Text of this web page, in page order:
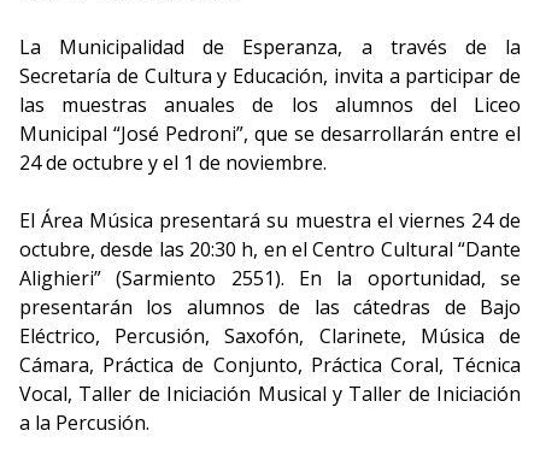
La Municipalidad de Esperanza, a través de la
Secretaría de Cultura y Educación, invita a participar de
las muestras anuales de los alumnos del Liceo
Municipal “José Pedroni”, que se desarrollarán entre el
24 de octubre y el 1 de noviembre.
El Área Música presentará su muestra el viernes 24 de
octubre, desde las 20:30 h, en el Centro Cultural “Dante
Alighieri” (Sarmiento 2551). En la oportunidad, se
presentarán los alumnos de las cátedras de Bajo
Eléctrico, Percusión, Saxofón, Clarinete, Música de
Cámara, Práctica de Conjunto, Práctica Coral, Técnica
Vocal, Taller de Iniciación Musical y Taller de Iniciación
a la Percusión.